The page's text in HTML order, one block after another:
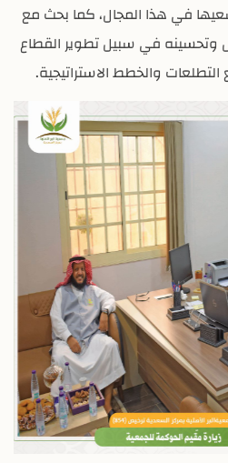
في هذا المجال، كما بحث مع
وتحسينه في سبيل تطوير القطاع
والخطط الاستراتيجية.